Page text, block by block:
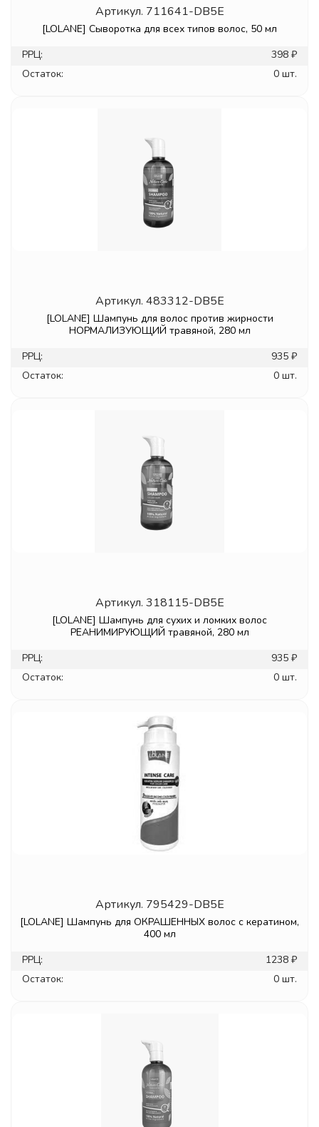
Артикул. 711641-DB5E
[LOLANE] Сыворотка для всех типов волос, 50 мл
РРЦ:
398 ₽
Остаток:
0 шт.
Артикул. 483312-DB5E
[LOLANE] Шампунь для волос против жирности
НОРМАЛИЗУЮЩИЙ травяной, 280 мл
РРЦ:
935 ₽
Остаток:
0 шт.
Артикул. 318115-DB5E
[LOLANE] Шампунь для сухих и ломких волос
РЕАНИМИРУЮЩИЙ травяной, 280 мл
РРЦ:
935 ₽
Остаток:
0 шт.
Артикул. 795429-DB5E
[LOLANE] Шампунь для ОКРАШЕННЫХ волос с кератином,
400 мл
РРЦ:
1238 ₽
Остаток:
0 шт.